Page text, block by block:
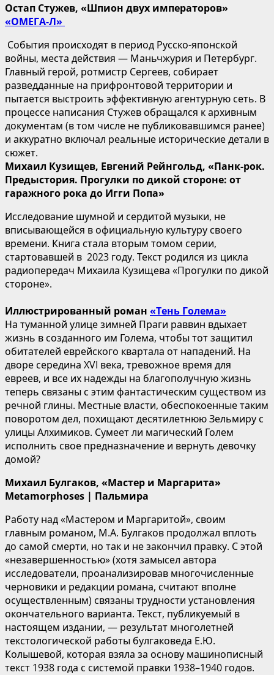
Остап Стужев, «Шпион двух императоров»
«ОМЕГА-Л»
События происходят в период Русско-японской
войны, места действия — Маньчжурия и Петербург.
Главный герой, ротмистр Сергеев, собирает
разведданные на прифронтовой территории и
пытается выстроить эффективную агентурную сеть. В
процессе написания Стужев обращался к архивным
документам (в том числе не публиковавшимся ранее)
и аккуратно включал реальные исторические детали в
сюжет.
Михаил Кузищев, Евгений Рейнгольд, «Панк-рок.
Предыстория. Прогулки по дикой стороне: от
гаражного рока до Игги Попа»
Исследование шумной и сердитой музыки, не
вписывающейся в официальную культуру своего
времени. Книга стала вторым томом серии,
стартовавшей в 2023 году. Текст родился из цикла
радиопередач Михаила Кузищева «Прогулки по дикой
стороне».
Иллюстрированный роман «Тень Голема»
На туманной улице зимней Праги раввин вдыхает
жизнь в созданного им Голема, чтобы тот защитил
обитателей еврейского квартала от нападений. На
дворе середина XVI века, тревожное время для
евреев, и все их надежды на благополучную жизнь
теперь связаны с этим фантастическим существом из
речной глины. Местные власти, обеспокоенные таким
поворотом дел, похищают десятилетнюю Зельмиру с
улицы Алхимиков. Сумеет ли магический Голем
исполнить свое предназначение и вернуть девочку
домой?
Михаил Булгаков, «Мастер и Маргарита»
Metamorphoses | Пальмира
Работу над «Мастером и Маргаритой», своим
главным романом, М.А. Булгаков продолжал вплоть
до самой смерти, но так и не закончил правку. С этой
«незавершенностью» (хотя замысел автора
исследователи, проанализировав многочисленные
черновики и редакции романа, считают вполне
осуществленным) связаны трудности установления
окончательного варианта. Текст, публикуемый в
настоящем издании, — результат многолетней
текстологической работы булгаковеда Е.Ю.
Колышевой, которая взяла за основу машинописный
текст 1938 года с системой правки 1938–1940 годов.